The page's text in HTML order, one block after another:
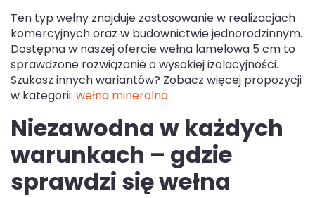
Ten typ wełny znajduje zastosowanie w realizacjach
komercyjnych oraz w budownictwie jednorodzinnym.
Dostępna w naszej ofercie wełna lamelowa 5 cm to
sprawdzone rozwiązanie o wysokiej izolacyjności.
Szukasz innych wariantów? Zobacz więcej propozycji
w kategorii: wełna mineralna.
Niezawodna w każdych
warunkach – gdzie
sprawdzi się wełna